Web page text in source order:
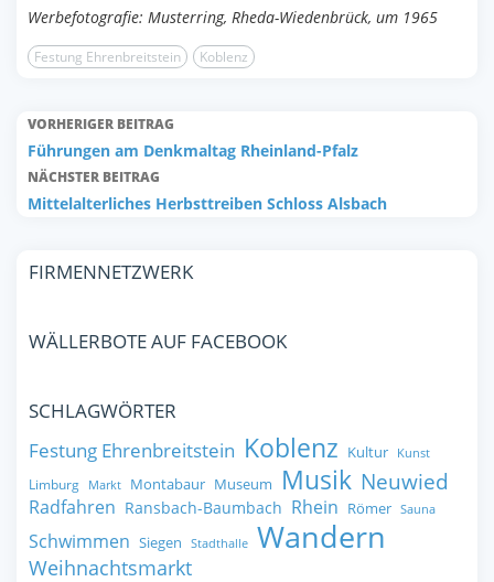
Werbefotografie: Musterring, Rheda-Wiedenbrück, um 1965
Festung Ehrenbreitstein Koblenz
VORHERIGER BEITRAG
Führungen am Denkmaltag Rheinland-Pfalz
NÄCHSTER BEITRAG
Mittelalterliches Herbsttreiben Schloss Alsbach
FIRMENNETZWERK
WÄLLERBOTE AUF FACEBOOK
SCHLAGWÖRTER
Festung Ehrenbreitstein Koblenz Kultur Kunst
Limburg Markt Montabaur Museum Musik Neuwied
Radfahren Ransbach-Baumbach Rhein Römer Sauna
Schwimmen Siegen Stadthalle Wandern
Weihnachtsmarkt